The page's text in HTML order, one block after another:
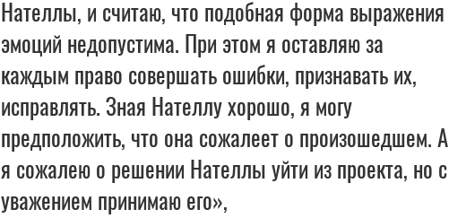
Нателлы, и считаю, что подобная форма выражения
эмоций недопустима. При этом я оставляю за
каждым право совершать ошибки, признавать их,
исправлять. Зная Нателлу хорошо, я могу
предположить, что она сожалеет о произошедшем. А
я сожалею о решении Нателлы уйти из проекта, но с
уважением принимаю его»,